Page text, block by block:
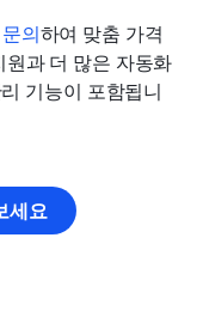
의하여 맞춤 가격
과 더 많은 자동화
기능이 포함됩니
세요